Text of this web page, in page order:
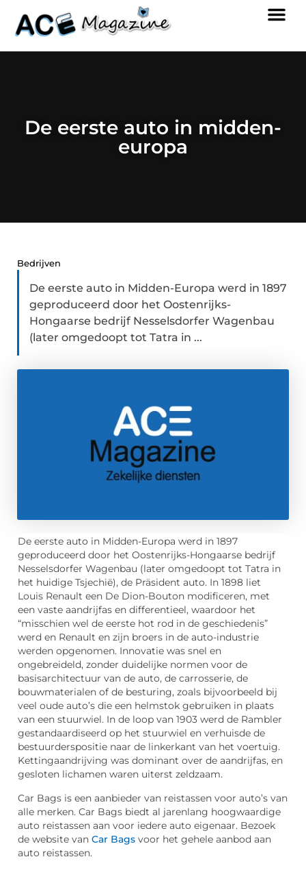
De eerste auto in midden-
europa
Bedrijven
De eerste auto in Midden-Europa werd in 1897
geproduceerd door het Oostenrijks-
Hongaarse bedrijf Nesselsdorfer Wagenbau
(later omgedoopt tot Tatra in ...
De eerste auto in Midden-Europa werd in 1897
geproduceerd door het Oostenrijks-Hongaarse bedrijf
Nesselsdorfer Wagenbau (later omgedoopt tot Tatra in
het huidige Tsjechië), de Präsident auto. In 1898 liet
Louis Renault een De Dion-Bouton modificeren, met
een vaste aandrijfas en differentieel, waardoor het
“misschien wel de eerste hot rod in de geschiedenis”
werd en Renault en zijn broers in de auto-industrie
werden opgenomen. Innovatie was snel en
ongebreideld, zonder duidelijke normen voor de
basisarchitectuur van de auto, de carrosserie, de
bouwmaterialen of de besturing, zoals bijvoorbeeld bij
veel oude auto’s die een helmstok gebruiken in plaats
van een stuurwiel. In de loop van 1903 werd de Rambler
gestandaardiseerd op het stuurwiel en verhuisde de
bestuurderspositie naar de linkerkant van het voertuig.
Kettingaandrijving was dominant over de aandrijfas, en
gesloten lichamen waren uiterst zeldzaam.
Car Bags is een aanbieder van reistassen voor auto’s van
alle merken. Car Bags biedt al jarenlang hoogwaardige
auto reistassen aan voor iedere auto eigenaar. Bezoek
de website van Car Bags voor het gehele aanbod aan
auto reistassen.